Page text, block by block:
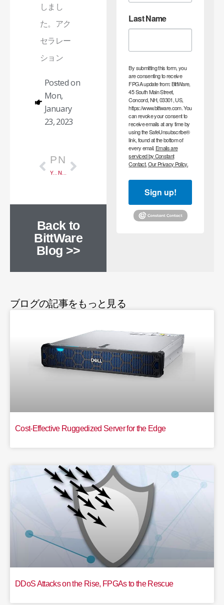
しまし
た。アク
セラレー
ション
Posted on
Mon,
January
23, 2023
PREVIOUS
Year-End Summary 2022
NEXT
New 200G Capture Solution
次のページ
Back to
BittWare
Blog >>
Last Name
By submitting this form, you
are consenting to receive
FPGA update from: BittWare,
45 South Main Street,
Concord, NH, 03301, US,
https://www.bittware.com. You
can revoke your consent to
receive emails at any time by
using the SafeUnsubscribe®
link, found at the bottom of
every email. Emails are
serviced by Constant
Contact.Our Privacy Policy.
Sign up!
ブログの記事をもっと見る
Cost-Effective Ruggedized Server for the Edge
DDoS Attacks on the Rise, FPGAs to the Rescue